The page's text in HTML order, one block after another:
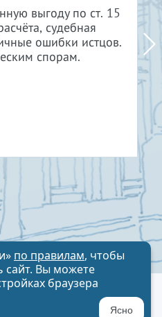
выгоду по ст. 15
судебная
ошибки истцов.
спорам.
персональных данных
по правилам, чтобы
сайт. Вы можете
браузера
Ясно